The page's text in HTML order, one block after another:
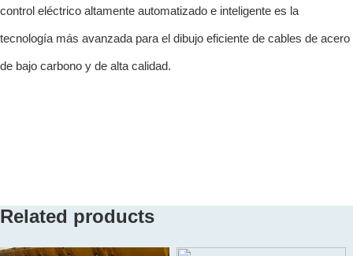
control eléctrico altamente automatizado e inteligente es la
tecnología más avanzada para el dibujo eficiente de cables de acero
de bajo carbono y de alta calidad.
Related products